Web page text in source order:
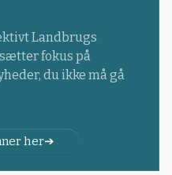
Landbrugs
fokus på
du ikke må gå
her